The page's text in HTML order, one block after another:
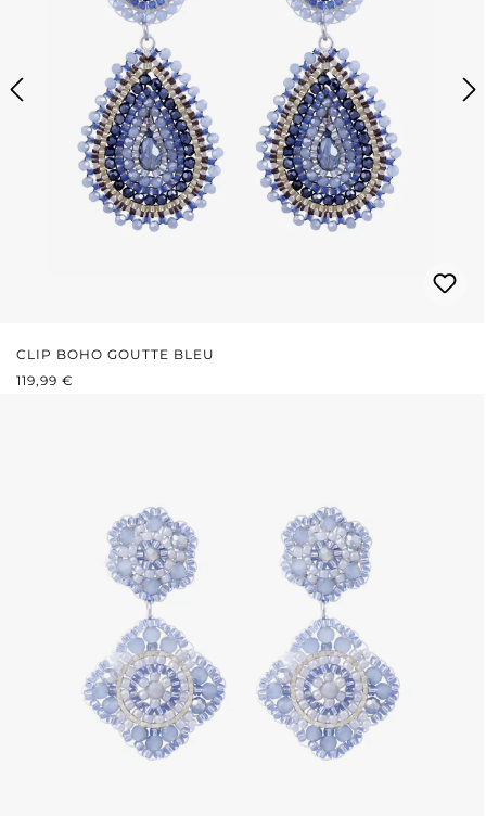
CLIP BOHO GOUTTE BLEU
PRIX RÉGULIER :
119,99 €